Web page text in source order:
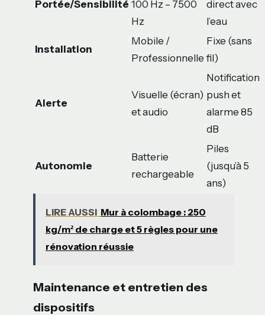
Portée/Sensibilité 100 Hz – 7500
Hz
direct avec
l’eau
Installation
Mobile /
Professionnelle
Fixe (sans
fil)
Alerte
Visuelle (écran)
et audio
Notification
push et
alarme 85
dB
Autonomie
Batterie
rechargeable
Piles
(jusqu’à 5
ans)
LIRE AUSSI Mur à colombage : 250
kg/m² de charge et 5 règles pour une
rénovation réussie
Maintenance et entretien des
dispositifs